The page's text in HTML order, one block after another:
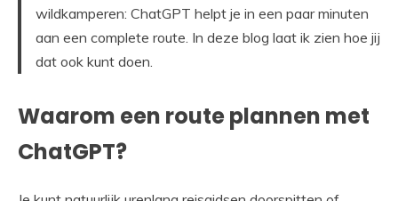
wildkamperen: ChatGPT helpt je in een paar minuten
aan een complete route. In deze blog laat ik zien hoe jij
dat ook kunt doen.
Waarom een route plannen met
ChatGPT?